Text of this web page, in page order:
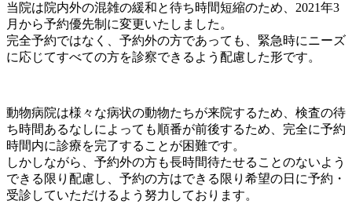
当院は院内外の混雑の緩和と待ち時間短縮のため、2021年3
月から予約優先制 に変更いたしました。
完全予約ではなく、予約外の方であっても、緊急時にニーズ
に応じてすべての方を診察できるよう配慮した形です。
動物病院は様々な病状の動物たちが来院するため、検査の待
ち時間あるなしによっても順番が前後するため、完全に予約
時間内に診療を完了することが困難です。
しかしながら、予約外の方も長時間待たせることのないよう
できる限り配慮し、予約の方はできる限り希望の日に予約・
受診していただけるよう努力しております。